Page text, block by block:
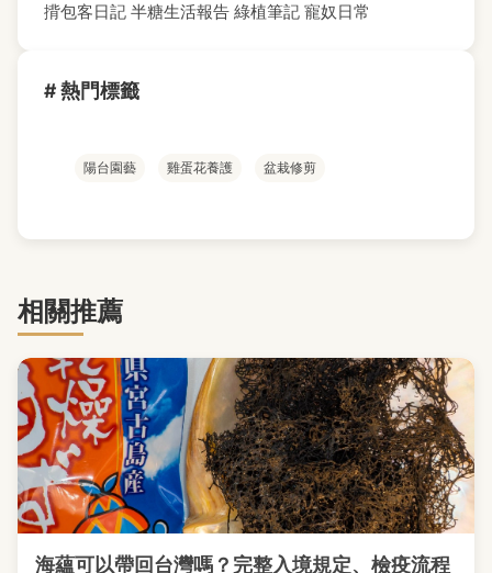
揹包客日記 半糖生活報告 綠植筆記 寵奴日常
# 熱門標籤
陽台園藝 雞蛋花養護 盆栽修剪
相關推薦
海蘊可以帶回台灣嗎？完整入境規定、檢疫流程